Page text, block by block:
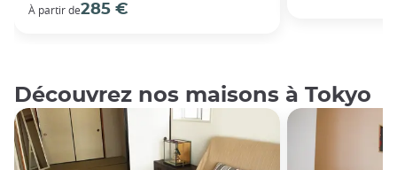
À partir de285 €
Découvrez nos maisons à Tokyo